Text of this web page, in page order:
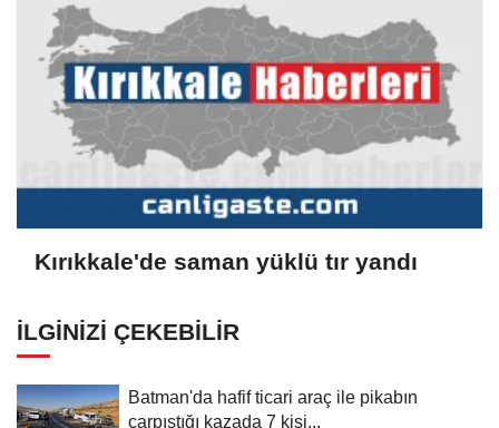
Kırıkkale'de saman yüklü tır yandı
İLGINIZI ÇEKEBILIR
Batman'da hafif ticari araç ile pikabın
çarpıştığı kazada 7 kişi...